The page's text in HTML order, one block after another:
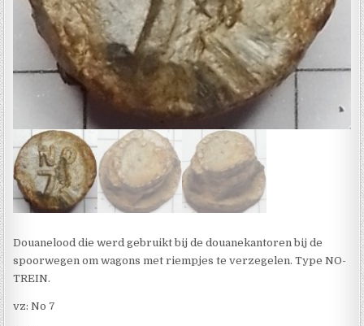
Douanelood die werd gebruikt bij de douanekantoren bij de
spoorwegen om wagons met riempjes te verzegelen. Type NO-
TREIN.
vz: No 7